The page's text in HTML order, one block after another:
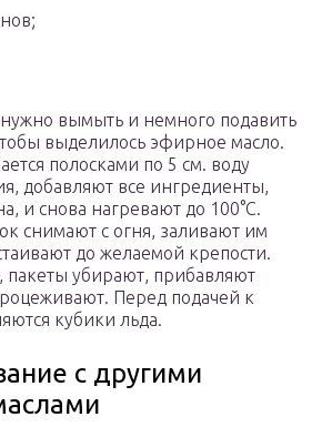
нужно вымыть и немного подавить
выделилось эфирное масло.
полосками по 5 см. воду
добавляют все ингредиенты,
и снова нагревают до 100°С.
снимают с огня, заливают им
до желаемой крепости.
пакеты убирают, прибавляют
Перед подачей к
кубики льда.
с другими